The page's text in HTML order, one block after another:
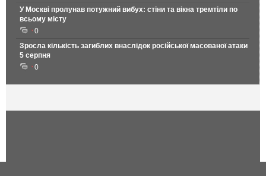
У Москві пролунав потужний вибух: стіни та вікна тремтіли по
всьому місту
0
Зросла кількість загиблих внаслідок російської масованої атаки
5 серпня
0